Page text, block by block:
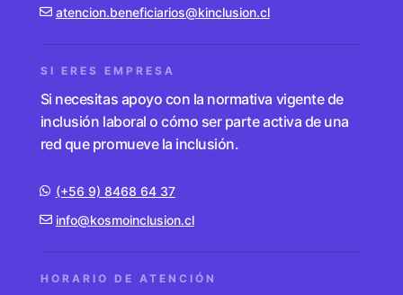
atencion.beneficiarios@kinclusion.cl
SI ERES EMPRESA
Si necesitas apoyo con la normativa vigente de
inclusión laboral o cómo ser parte activa de una
red que promueve la inclusión.
(+56 9) 8468 64 37
info@kosmoinclusion.cl
HORARIO DE ATENCIÓN